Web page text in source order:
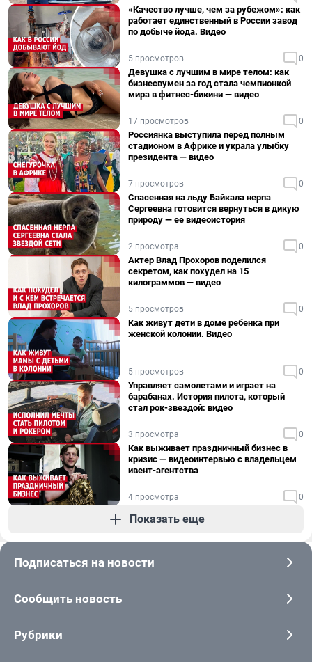
«Качество лучше, чем за рубежом»: как
работает единственный в России завод
по добыче йода. Видео
5 просмотров 0
Девушка с лучшим в мире телом: как
бизнесвумен за год стала чемпионкой
мира в фитнес-бикини — видео
17 просмотров 0
Россиянка выступила перед полным
стадионом в Африке и украла улыбку
президента — видео
7 просмотров 0
Спасенная на льду Байкала нерпа
Сергеевна готовится вернуться в дикую
природу — ее видеоистория
2 просмотра 0
Актер Влад Прохоров поделился
секретом, как похудел на 15
килограммов — видео
5 просмотров 0
Как живут дети в доме ребенка при
женской колонии. Видео
5 просмотров 0
Управляет самолетами и играет на
барабанах. История пилота, который
стал рок-звездой: видео
3 просмотра 0
Как выживает праздничный бизнес в
кризис — видеоинтервью с владельцем
ивент-агентства
4 просмотра 0
Показать еще
Подписаться на новости
Сообщить новость
Рубрики